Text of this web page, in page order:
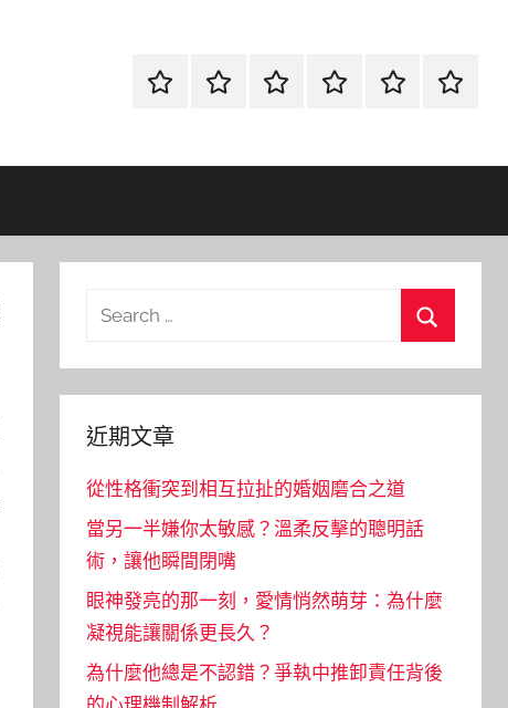
首
當
網
流
環
聯
Search
近期文章
從性格衝突到相互拉扯的婚姻磨合之道
當另一半嫌你太敏感？溫柔反擊的聰明話
術，讓他瞬間閉嘴
眼神發亮的那一刻，愛情悄然萌芽：為什麼
凝視能讓關係更長久？
為什麼他總是不認錯？爭執中推卸責任背後